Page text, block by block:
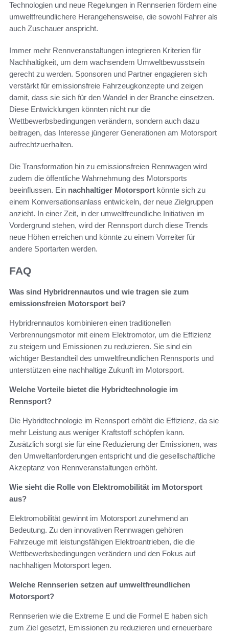
Technologien und neue Regelungen in Rennserien fördern eine
umweltfreundlichere Herangehensweise, die sowohl Fahrer als
auch Zuschauer anspricht.
Immer mehr Rennveranstaltungen integrieren Kriterien für
Nachhaltigkeit, um dem wachsendem Umweltbewusstsein
gerecht zu werden. Sponsoren und Partner engagieren sich
verstärkt für emissionsfreie Fahrzeugkonzepte und zeigen
damit, dass sie sich für den Wandel in der Branche einsetzen.
Diese Entwicklungen könnten nicht nur die
Wettbewerbsbedingungen verändern, sondern auch dazu
beitragen, das Interesse jüngerer Generationen am Motorsport
aufrechtzuerhalten.
Die Transformation hin zu emissionsfreien Rennwagen wird
zudem die öffentliche Wahrnehmung des Motorsports
beeinflussen. Ein nachhaltiger Motorsport könnte sich zu
einem Konversationsanlass entwickeln, der neue Zielgruppen
anzieht. In einer Zeit, in der umweltfreundliche Initiativen im
Vordergrund stehen, wird der Rennsport durch diese Trends
neue Höhen erreichen und könnte zu einem Vorreiter für
andere Sportarten werden.
FAQ
Was sind Hybridrennautos und wie tragen sie zum
emissionsfreien Motorsport bei?
Hybridrennautos kombinieren einen traditionellen
Verbrennungsmotor mit einem Elektromotor, um die Effizienz
zu steigern und Emissionen zu reduzieren. Sie sind ein
wichtiger Bestandteil des umweltfreundlichen Rennsports und
unterstützen eine nachhaltige Zukunft im Motorsport.
Welche Vorteile bietet die Hybridtechnologie im
Rennsport?
Die Hybridtechnologie im Rennsport erhöht die Effizienz, da sie
mehr Leistung aus weniger Kraftstoff schöpfen kann.
Zusätzlich sorgt sie für eine Reduzierung der Emissionen, was
den Umweltanforderungen entspricht und die gesellschaftliche
Akzeptanz von Rennveranstaltungen erhöht.
Wie sieht die Rolle von Elektromobilität im Motorsport
aus?
Elektromobilität gewinnt im Motorsport zunehmend an
Bedeutung. Zu den innovativen Rennwagen gehören
Fahrzeuge mit leistungsfähigen Elektroantrieben, die die
Wettbewerbsbedingungen verändern und den Fokus auf
nachhaltigen Motorsport legen.
Welche Rennserien setzen auf umweltfreundlichen
Motorsport?
Rennserien wie die Extreme E und die Formel E haben sich
zum Ziel gesetzt, Emissionen zu reduzieren und erneuerbare